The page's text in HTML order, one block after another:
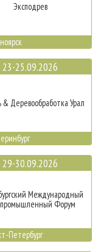
Эксподрев
23-25.09.2026
Деревообработка Урал
29-30.09.2026
Международный
Форум
Петербург